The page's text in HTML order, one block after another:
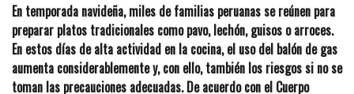
En temporada navideña, miles de familias peruanas se reúnen para
preparar platos tradicionales como pavo, lechón, guisos o arroces.
En estos días de alta actividad en la cocina, el uso del balón de gas
aumenta considerablemente y, con ello, también los riesgos si no se
toman las precauciones adecuadas. De acuerdo con el Cuerpo